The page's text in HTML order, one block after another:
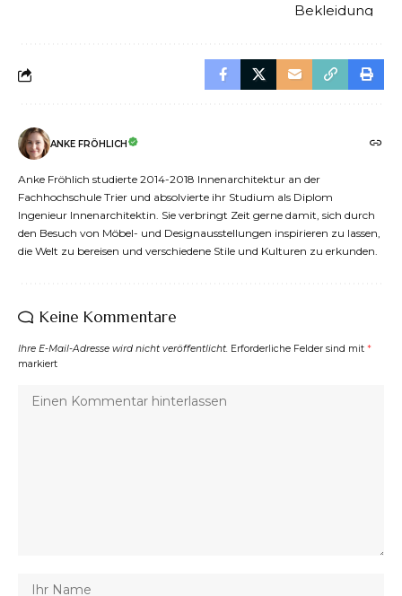
ANKE FRÖHLICH
Anke Fröhlich studierte 2014-2018 Innenarchitektur an der
Fachhochschule Trier und absolvierte ihr Studium als Diplom
Ingenieur Innenarchitektin. Sie verbringt Zeit gerne damit, sich durch
den Besuch von Möbel- und Designausstellungen inspirieren zu lassen,
die Welt zu bereisen und verschiedene Stile und Kulturen zu erkunden.
Keine Kommentare
Ihre E-Mail-Adresse wird nicht veröffentlicht. Erforderliche Felder sind mit *
markiert